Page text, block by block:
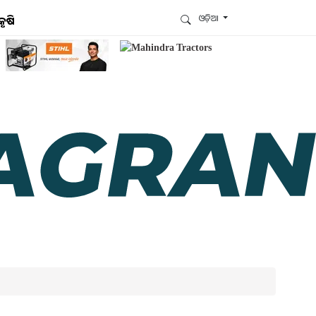
ଓଡ଼ିଆ
ଆମେ ହ୍ବାଟ୍ସଆପ୍‌ରେ ଅଛୁ ! ଆମ ହ୍ବାଟ୍ସଆପ ଗ୍ରୁପରେ
ଏବଂ ଆପଙ୍କୁ ଆବଶ୍ୟକ ହେଉଥିବା ସବୁ
ଗୁରୁତ୍ବପୂର୍ଣ୍ଣ ଅପଡେଟ୍‌ ପାଆନ୍ତୁ ପ୍ରତିଦିନ ।